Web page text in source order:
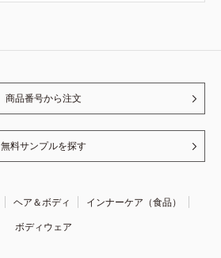
商品番号から注文
無料サンプルを探す
ヘア＆ボディ
インナーケア（食品）
ボディウェア